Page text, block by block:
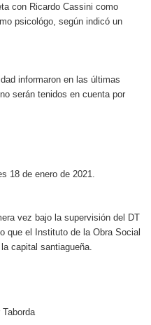
con Ricardo Cassini como
psicológo, según indicó un
informaron en las últimas
serán tenidos en cuenta por
18 de enero de 2021.
vez bajo la supervisión del DT
que el Instituto de la Obra Social
capital santiagueña.